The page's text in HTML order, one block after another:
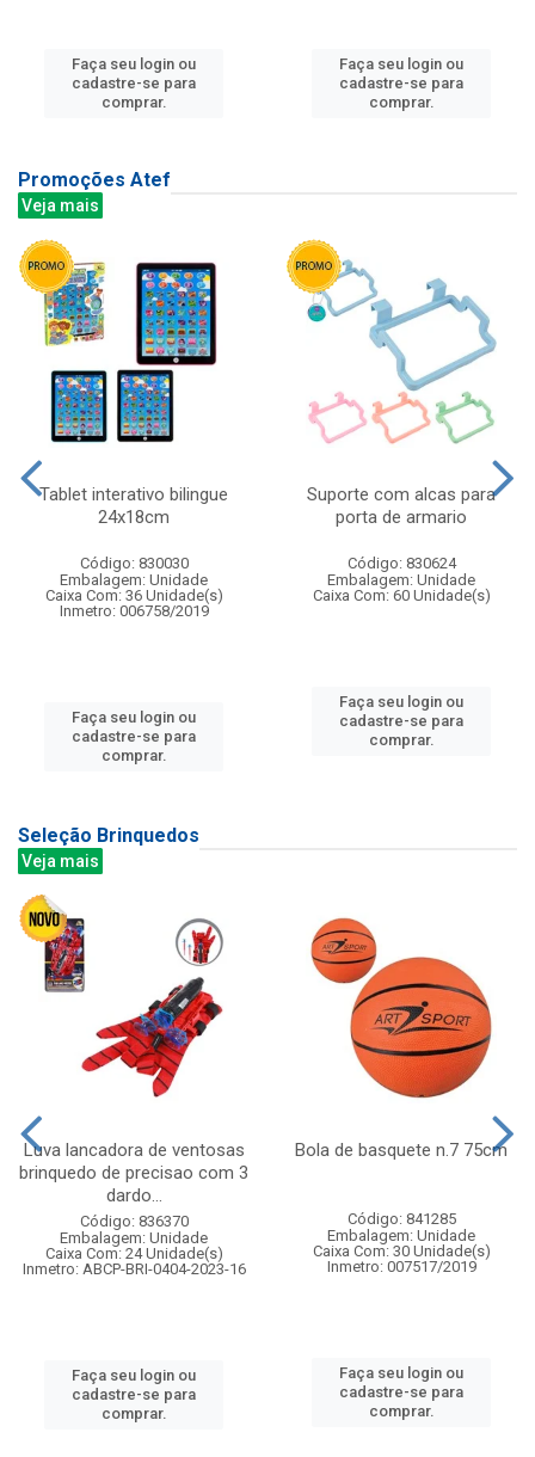
Faça seu login ou
cadastre-se para
comprar.
Faça seu login ou
cadastre-se para
comprar.
Promoções Atef
Veja mais
Tablet interativo bilingue
24x18cm
Código: 830030
Embalagem: Unidade
Caixa Com: 36 Unidade(s)
Inmetro: 006758/2019
Faça seu login ou
cadastre-se para
comprar.
Suporte com alcas para
porta de armario
Código: 830624
Embalagem: Unidade
Caixa Com: 60 Unidade(s)
Faça seu login ou
cadastre-se para
comprar.
Seleção Brinquedos
Veja mais
Luva lancadora de ventosas
brinquedo de precisao com 3
dardo...
Código: 836370
Embalagem: Unidade
Caixa Com: 24 Unidade(s)
Inmetro: ABCP-BRI-0404-2023-16
Faça seu login ou
cadastre-se para
comprar.
Bola de basquete n.7 75cm
Código: 841285
Embalagem: Unidade
Caixa Com: 30 Unidade(s)
Inmetro: 007517/2019
Faça seu login ou
cadastre-se para
comprar.